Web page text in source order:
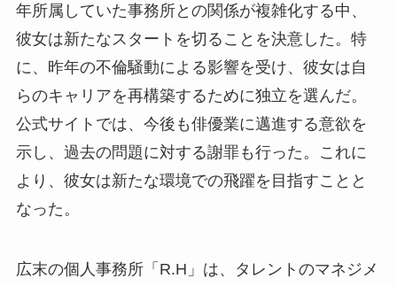
年所属していた事務所との関係が複雑化する中、
彼女は新たなスタートを切ることを決意した。特
に、昨年の不倫騒動による影響を受け、彼女は自
らのキャリアを再構築するために独立を選んだ。
公式サイトでは、今後も俳優業に邁進する意欲を
示し、過去の問題に対する謝罪も行った。これに
より、彼女は新たな環境での飛躍を目指すことと
なった。
広末の個人事務所「R.H」は、タレントのマネジメ